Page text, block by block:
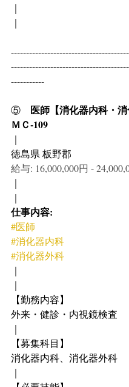
｜
｜
-----------
⑤ 医師【消化器内科・消
ＭＣ-109
｜
徳島県 板野郡
給与: 16,000,000円 -
｜
｜
仕事内容:
#医師
#消化器内科
#消化器外科
｜
｜
【勤務内容】
外来・健診・内視鏡検査
｜
【募集科目】
消化器内科、消化器外科
｜